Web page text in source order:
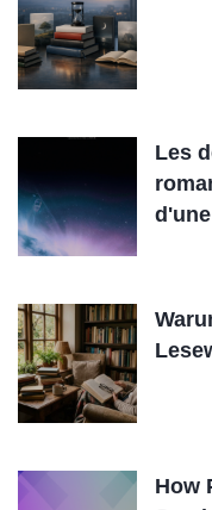
Les
How